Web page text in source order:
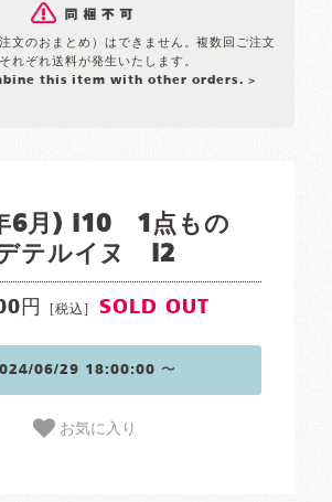
文のおまとめ）はできません。複数回ご注文
れぞれ送料が発生いたします。
this item with other orders. >
6月) i10 1点もの
テルイヌ i2
円 [税込] SOLD OUT
06/29 18:00:00 〜
お気に入り